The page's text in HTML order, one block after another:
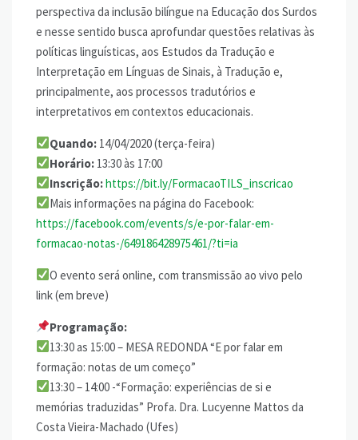
perspectiva da inclusão bilíngue na Educação dos Surdos
e nesse sentido busca aprofundar questões relativas às
políticas linguísticas, aos Estudos da Tradução e
Interpretação em Línguas de Sinais, à Tradução e,
principalmente, aos processos tradutórios e
interpretativos em contextos educacionais.
Quando: 14/04/2020 (terça-feira)
Horário: 13:30 às 17:00
Inscrição:https://bit.ly/FormacaoTILS_inscricao
Mais informações na página do Facebook:
https://facebook.com/events/s/e-por-falar-em-
formacao-notas-/649186428975461/?ti=ia
O evento será online, com transmissão ao vivo pelo
link (em breve)
Programação:
13:30 as 15:00 – MESA REDONDA “E por falar em
formação: notas de um começo”
13:30 – 14:00 -“Formação: experiências de si e
memórias traduzidas” Profa. Dra. Lucyenne Mattos da
Costa Vieira-Machado (Ufes)